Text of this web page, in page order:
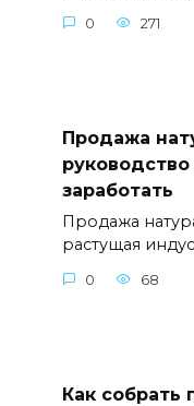
0 271
Продажа
заработать
Продажа
растущая
0 68
Как